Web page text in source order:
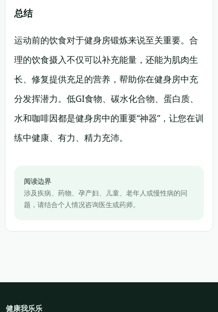
总结
运动前的饮食对于健身房锻炼来说至关重要。合
理的饮食摄入不仅可以补充能量，还能为肌肉生
长、修复提供充足的营养，帮助你在健身房中充
分发挥潜力。低GI食物、碳水化合物、蛋白质、
水和咖啡因都是健身房中的重要“神器”，让您在训
练中健康、有力、精力充沛。
阅读边界
涉及疾病、药物、孕产妇、儿童、老年人或慢性病的问
题，请结合个人情况咨询医生或药师。
健康我乐乐